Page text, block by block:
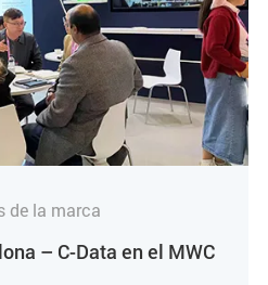
de la marca
– C-Data en el MWC